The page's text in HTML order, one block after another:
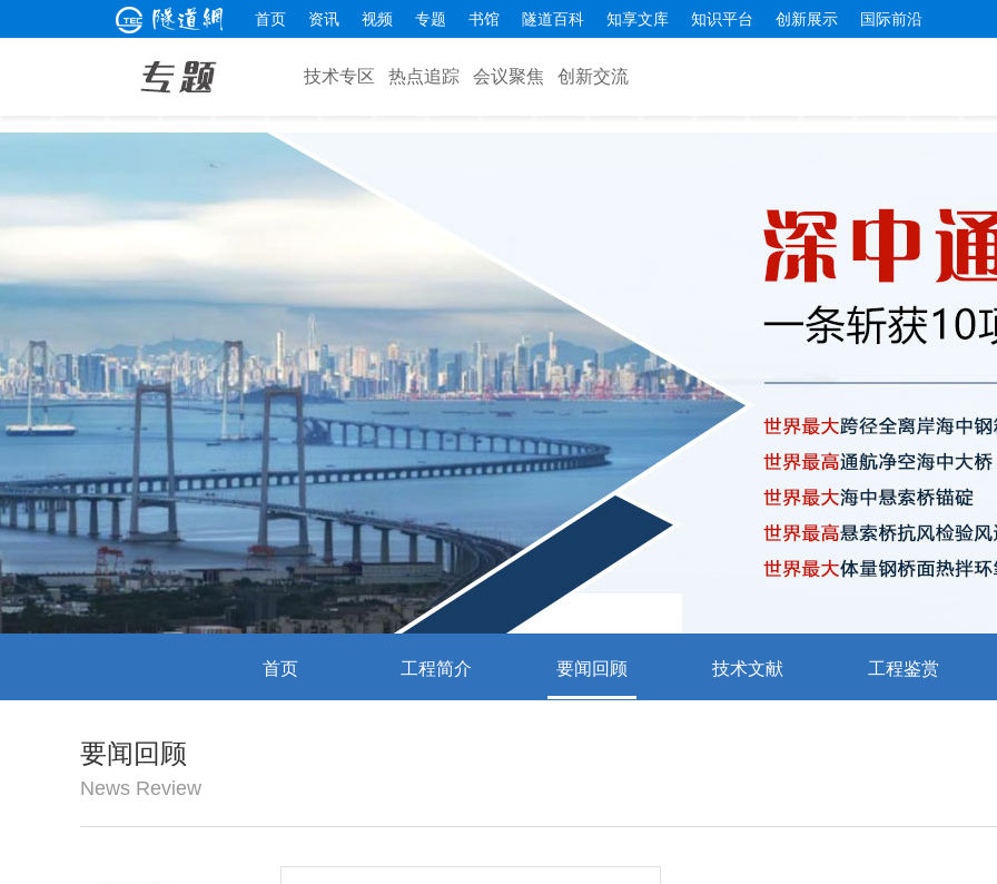
首页 资讯 视频 专题 书馆 隧道百科 知享文库 知识平台 创新展示 国际前沿
技术专区 热点追踪 会议聚焦 创新交流
首页 工程简介 要闻回顾 技术文献 工程鉴赏
要闻回顾
News Review